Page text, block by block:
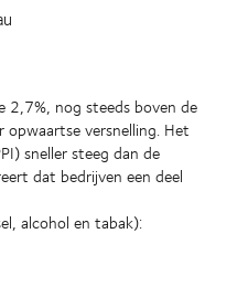
2,7%, nog steeds boven de
opwaartse versnelling. Het
sneller steeg dan de
dat bedrijven een deel
alcohol en tabak):